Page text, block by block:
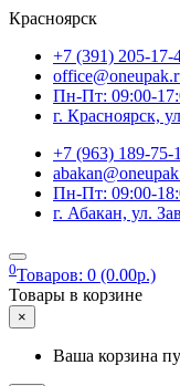
Красноярск
+7 (391) 205-17-
Пн-Пт: 09:00-
г. Красноярск,
+7 (963) 189-75-
Пн-Пт: 09:00-
г. Абакан, ул.
0Товаров: 0 (0.00р.)
Товары в корзине
×
Ваша корзина